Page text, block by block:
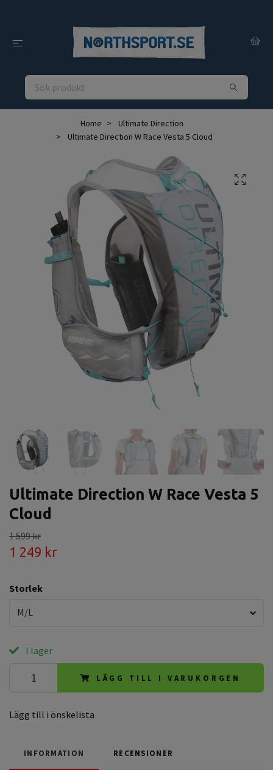
Home
Ultimate Direction
Ultimate Direction W Race Vesta 5 Cloud
Ultimate Direction W Race Vesta 5
Cloud
1 599 kr
1 249 kr
Storlek
M/L
I lager
LÄGG TILL I VARUKORGEN
Lägg till i önskelista
INFORMATION RECENSIONER